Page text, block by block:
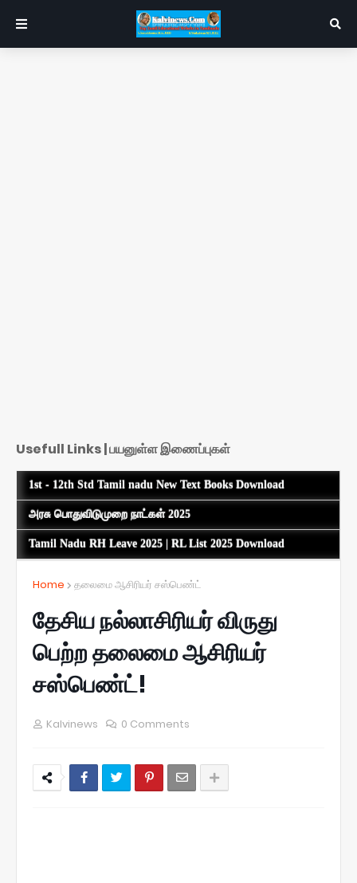
Usefull Links | பயனுள்ள இணைப்புகள்
1st - 12th Std Tamil nadu New Text Books Download
அரசு பொதுவிடுமுறை நாட்கள் 2025
Tamil Nadu RH Leave 2025 | RL List 2025 Download
Home தலைமை ஆசிரியர் சஸ்பெண்ட்
தேசிய நல்லாசிரியர் விருது
பெற்ற தலைமை ஆசிரியர்
சஸ்பெண்ட்!
Kalvinews 0 Comments